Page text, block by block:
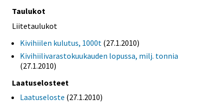
Taulukot
Liitetaulukot
Kivihiilen kulutus, 1000t (27.1.2010)
Kivihiilivarastokuukauden lopussa, milj. tonnia
(27.1.2010)
Laatuselosteet
Laatuseloste (27.1.2010)